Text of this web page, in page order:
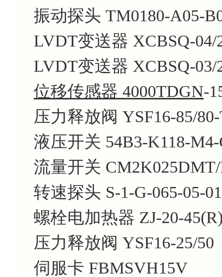
振动探头 TM0180-A05-
LVDT变送器 XCBSQ-04/
LVDT变送器 XCBSQ-03/
位移传感器 4000TDGN-
压力释放阀 YSF16-85/
液压开关 54B3-K118-
流量开关
转速探头 S-1-G-065-05-01
螺栓电加热器 ZJ-20-
压力释放阀 YSF16-25/50
伺服卡 FBMSVH15V